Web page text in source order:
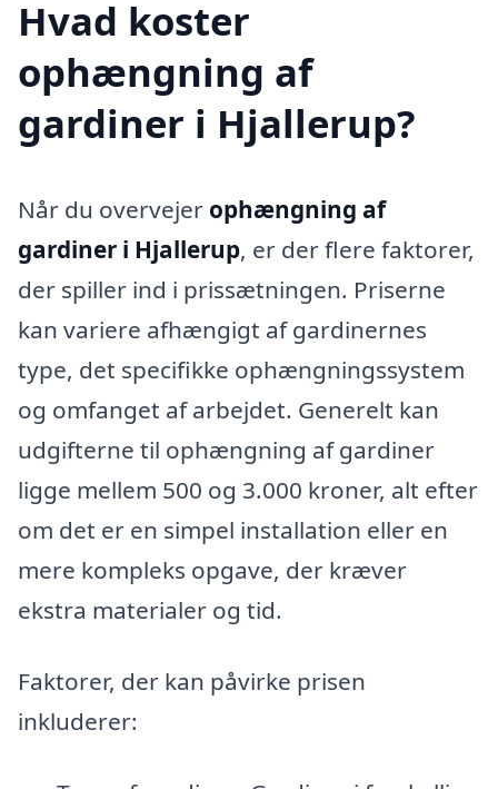
Hvad koster
ophængning af
gardiner i Hjallerup?
Når du overvejer ophængning af
gardiner i Hjallerup, er der flere faktorer,
der spiller ind i prissætningen. Priserne
kan variere afhængigt af gardinernes
type, det specifikke ophængningssystem
og omfanget af arbejdet. Generelt kan
udgifterne til ophængning af gardiner
ligge mellem 500 og 3.000 kroner, alt efter
om det er en simpel installation eller en
mere kompleks opgave, der kræver
ekstra materialer og tid.
Faktorer, der kan påvirke prisen
inkluderer: